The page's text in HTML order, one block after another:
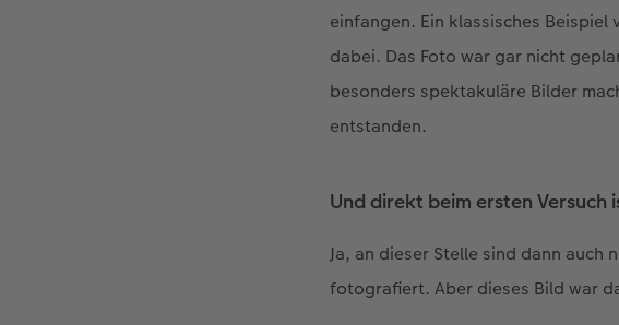
einfangen. Ein klassisches
dabei. Das Foto war gar nicht
besonders spektakuläre Bilder
entstanden.
Und direkt beim ersten Versuch
Ja, an dieser Stelle sind dann
fotografiert. Aber dieses Bild war